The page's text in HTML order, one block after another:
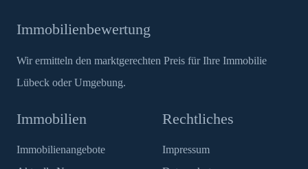
Immobilien
Immobilienangebote
Immobilienbewertung
Wir ermitteln den marktgerechten Preis für Ihre Immobilie
Lübeck oder Umgebung.
Rechtliches
Impressum